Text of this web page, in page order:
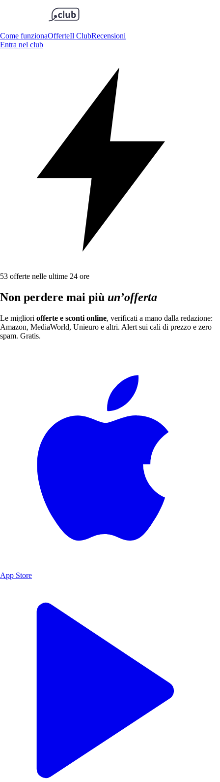
Come funzionaOfferteIl ClubRecensioni
Entra nel club
53 offerte nelle ultime 24 ore
Non perdere mai più un’offerta
Le migliori offerte e sconti online, verificati a mano dalla redazione:
Amazon, MediaWorld, Unieuro e altri. Alert sui cali di prezzo e zero
spam. Gratis.
App Store